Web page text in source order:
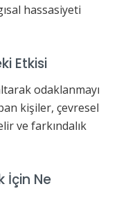
hassasiyeti
Etkisi
odaklanmayı
kişiler, çevresel
ve farkındalık
İçin Ne